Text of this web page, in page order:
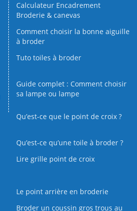
Calculateur Encadrement
Broderie & canevas
Comment choisir la bonne aiguille
à broder
Tuto toiles à broder
Guide complet : Comment choisir
sa lampe ou lampe
Qu’est-ce que le point de croix ?
Qu’est‑ce qu’une toile à broder ?
Lire grille point de croix
Le point arrière en broderie
Broder un coussin gros trous au